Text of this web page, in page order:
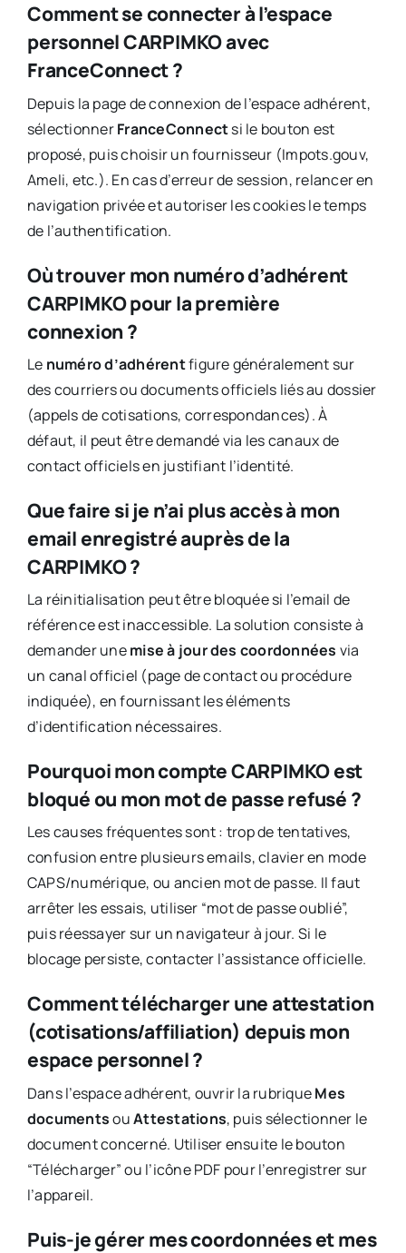
Comment se connecter à l’espace
personnel CARPIMKO avec
FranceConnect ?
Depuis la page de connexion de l’espace adhérent,
sélectionnerFranceConnectsi le bouton est
proposé, puis choisir un fournisseur (Impots.gouv,
Ameli, etc.). En cas d’erreur de session, relancer en
navigation privée et autoriser les cookies le temps
de l’authentification.
Où trouver mon numéro d’adhérent
CARPIMKO pour la première
connexion ?
Le numéro d’adhérentfigure généralement sur
des courriers ou documents officiels liés au dossier
(appels de cotisations, correspondances). À
défaut, il peut être demandé via les canaux de
contact officiels en justifiant l’identité.
Que faire si je n’ai plus accès à mon
email enregistré auprès de la
CARPIMKO ?
La réinitialisation peut être bloquée si l’email de
référence est inaccessible. La solution consiste à
demander unemise à jour des coordonnées via
un canal officiel (page de contact ou procédure
indiquée), en fournissant les éléments
d’identification nécessaires.
Pourquoi mon compte CARPIMKO est
bloqué ou mon mot de passe refusé ?
Les causes fréquentes sont : trop de tentatives,
confusion entre plusieurs emails, clavier en mode
CAPS/numérique, ou ancien mot de passe. Il faut
arrêter les essais, utiliser “mot de passe oublié”,
puis réessayer sur un navigateur à jour. Si le
blocage persiste, contacter l’assistance officielle.
Comment télécharger une attestation
(cotisations/affiliation) depuis mon
espace personnel ?
Dans l’espace adhérent, ouvrir la rubriqueMes
documentsouAttestations, puis sélectionner le
document concerné. Utiliser ensuite le bouton
“Télécharger” ou l’icône PDF pour l’enregistrer sur
l’appareil.
Puis-je gérer mes coordonnées et mes